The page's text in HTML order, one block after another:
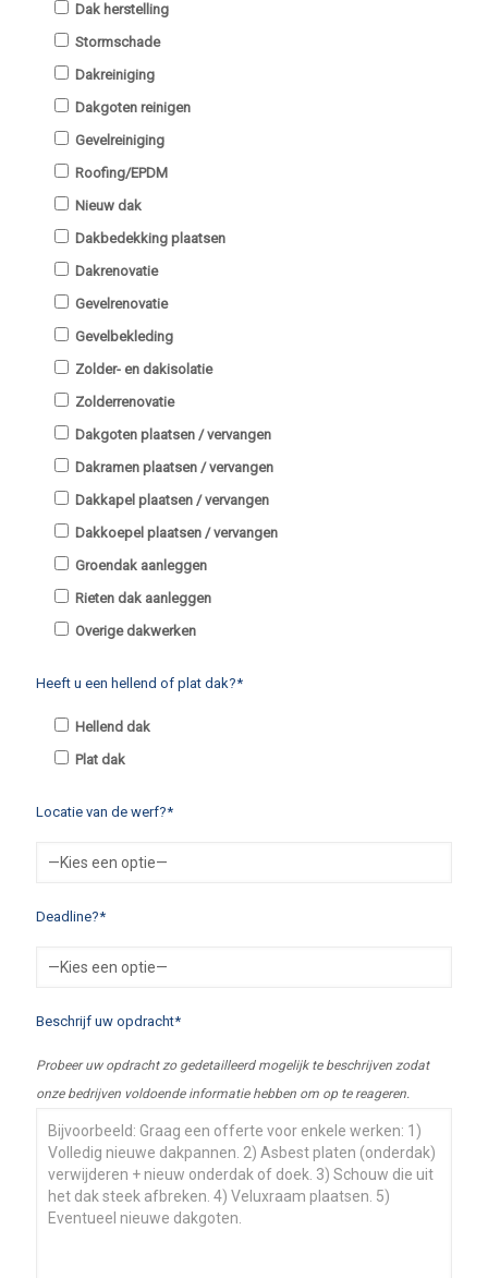
Dak herstelling
Stormschade
Dakreiniging
Dakgoten reinigen
Gevelreiniging
Roofing/EPDM
Nieuw dak
Dakbedekking plaatsen
Dakrenovatie
Gevelrenovatie
Gevelbekleding
Zolder- en dakisolatie
Zolderrenovatie
Dakgoten plaatsen / vervangen
Dakramen plaatsen / vervangen
Dakkapel plaatsen / vervangen
Dakkoepel plaatsen / vervangen
Groendak aanleggen
Rieten dak aanleggen
Overige dakwerken
Heeft u een hellend of plat dak?*
Hellend dak
Plat dak
Locatie van de werf?*
Deadline?*
Beschrijf uw opdracht*
Probeer uw opdracht zo gedetailleerd mogelijk te beschrijven zodat
onze bedrijven voldoende informatie hebben om op te reageren.